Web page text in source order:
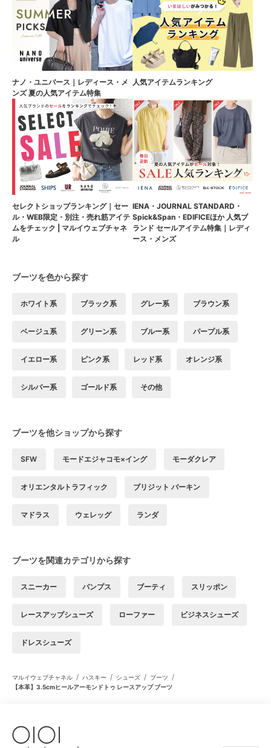
ナノ・ユニバース｜レディース・メ
ンズ 夏の人気アイテム特集
人気アイテムランキング
セレクトショップランキング｜セー
ル・WEB限定・別注・売れ筋アイテ
ムをチェック | マルイウェブチャネ
ル
IENA・JOURNAL STANDARD・
Spick&Span・EDIFICEほか 人気ブ
ランド セールアイテム特集｜レディ
ース・メンズ
ブーツを色から探す
ホワイト系 ブラック系 グレー系 ブラウン系
ベージュ系 グリーン系 ブルー系 パープル系
イエロー系 ピンク系 レッド系 オレンジ系
シルバー系 ゴールド系 その他
ブーツを他ショップから探す
SFW モードエジャコモ×イング モーダクレア
オリエンタルトラフィック ブリジット バーキン
マドラス ウェレッグ ランダ
ブーツを関連カテゴリから探す
スニーカー パンプス ブーティ スリッポン
レースアップシューズ ローファー ビジネスシューズ
ドレスシューズ
マルイウェブチャネル / ハスキー / シューズ / ブーツ /
【本革】3.5cmヒールアーモンドトゥ レースアップ ブーツ